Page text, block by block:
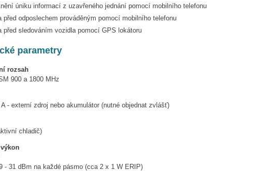
úniku informací z uzavřeného jednání pomocí mobilního telefonu
před odposlechem prováděným pomocí mobilního telefonu
před sledováním vozidla pomocí GPS lokátoru
parametry
rozsah
900 a 1800 MHz
- externí zdroj nebo akumulátor (nutné objednat zvlášť)
chladič)
- 31 dBm na každé pásmo (cca 2 x 1 W ERIP)